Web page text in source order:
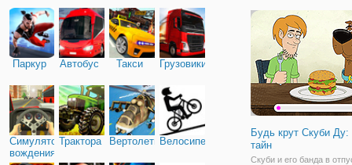
Паркур Автобус Такси Грузовики
Симулятор
вождения
Трактора ВертолетыВелосипед
вы останетесь ни с чем,
дело
Будь крут Скуби
тайн
Скуби и его банда в